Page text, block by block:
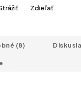
Zdieľať
(8) Diskusia